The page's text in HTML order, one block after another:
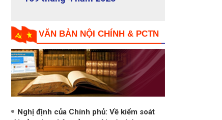
Nghị định của Chính phủ: Về kiểm soát
quyền hạn trong cơ quan, tổ chức, đơn vị